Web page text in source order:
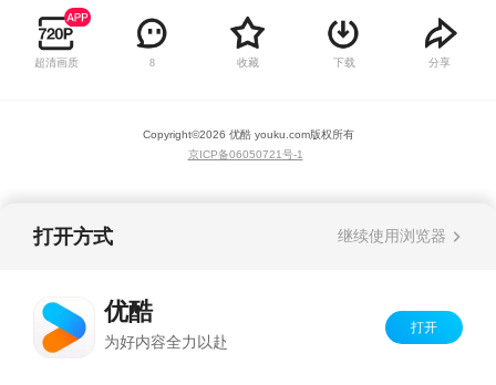
都是骗子吧？但是让林海想不到的是，他们居然
可以交易各种神丹妙药，还有绝世武功秘籍！让
林海从个普通平凡的大学生，摇身一变成为救世
超清画质 8 收藏 下载 分享
Copyright©2026 优酷 youku.com版权所有
京ICP备06050721号-1
打开方式 继续使用浏览器
优酷
为好内容全力以赴
打开